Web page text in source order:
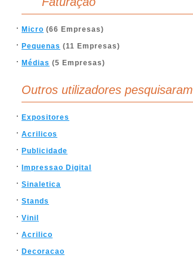
Micro (66 Empresas)
Pequenas (11 Empresas)
Médias (5 Empresas)
Outros utilizadores pesquisaram
Expositores
Acrilicos
Publicidade
Impressao Digital
Sinaletica
Stands
Vinil
Acrilico
Decoracao